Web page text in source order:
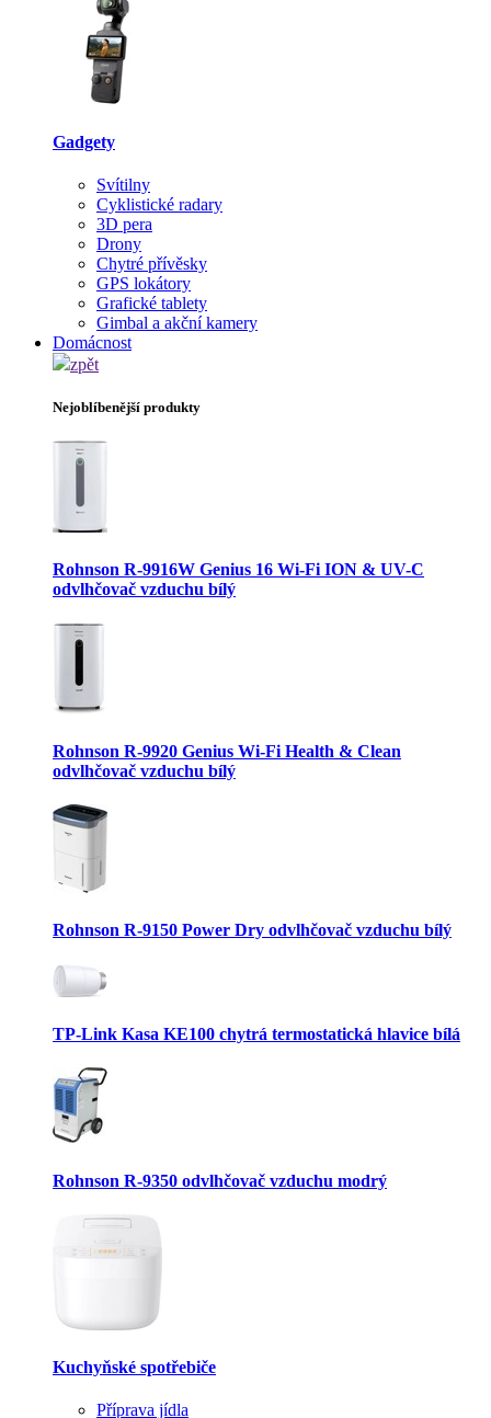
Gadgety
Svítilny
Cyklistické radary
3D pera
Drony
Chytré přívěsky
GPS lokátory
Grafické tablety
Gimbal a akční kamery
Domácnost
zpět
Nejoblíbenější produkty
Rohnson R-9916W Genius 16 Wi-Fi ION & UV-C
odvlhčovač vzduchu bílý
Rohnson R-9920 Genius Wi-Fi Health & Clean
odvlhčovač vzduchu bílý
Rohnson R-9150 Power Dry odvlhčovač vzduchu bílý
TP-Link Kasa KE100 chytrá termostatická hlavice bílá
Rohnson R-9350 odvlhčovač vzduchu modrý
Kuchyňské spotřebiče
Příprava jídla